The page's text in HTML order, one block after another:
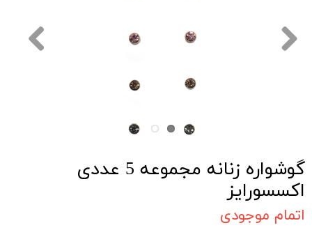
گوشواره زنانه مجموعه 5 عددی
اکسسورایز
اتمام موجودی